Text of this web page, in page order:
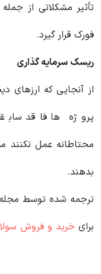
تأثیر مشکلاتی از
فورک قرار گیرد.
ریسک سرمایه گذاری
از آنجایی که ارزهای
پروژه ها فاقد
محتاطانه عمل
بدهند.
ترجمه شده توسط
برای خرید و فروش